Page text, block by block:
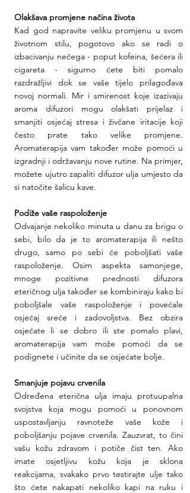
Olakšava promjene načina života
Kad god napravite veliku promjenu u svom
životnom stilu, pogotovo ako se radi o
izbacivanju nečega - poput kofeina, šećera ili
cigareta - sigurno ćete biti pomalo
razdražljivi dok se vaše tijelo prilagođava
novoj normali. Mir i smirenost koje izazivaju
aroma difuzori mogu olakšati prijelaz i
smanjiti osjećaj stresa i živčane iritacije koji
često prate tako velike promjene.
Aromaterapija vam također može pomoći u
izgradnji i održavanju nove rutine. Na primjer,
možete ujutro zapaliti difuzor ulja umjesto da
si natočite šalicu kave.
Podiže vaše raspoloženje
Odvajanje nekoliko minuta u danu za brigu o
sebi, bilo da je to aromaterapija ili nešto
drugo, samo po sebi će poboljšati vaše
raspoloženje. Osim aspekta samonjege,
mnoge pozitivne prednosti difuzora
eteričnog ulja također se kombiniraju kako bi
poboljšale vaše raspoloženje i povećale
osjećaj sreće i zadovoljstva. Bez obzira
osjećate li se dobro ili ste pomalo plavi,
aromaterapija vam može pomoći da se
podignete i učinite da se osjećate bolje.
Smanjuje pojavu crvenila
Određena eterična ulja imaju protuupalna
svojstva koja mogu pomoći u ponovnom
uspostavljanju ravnoteže vaše kože i
poboljšanju pojave crvenila. Zauzvrat, to čini
vašu kožu zdravom i potiče čist ten. Ako
imate osjetljivu kožu koja je sklona
reakcijama, svakako prvo testirajte ulje tako
što ćete nakapati nekoliko kapi na ruku i